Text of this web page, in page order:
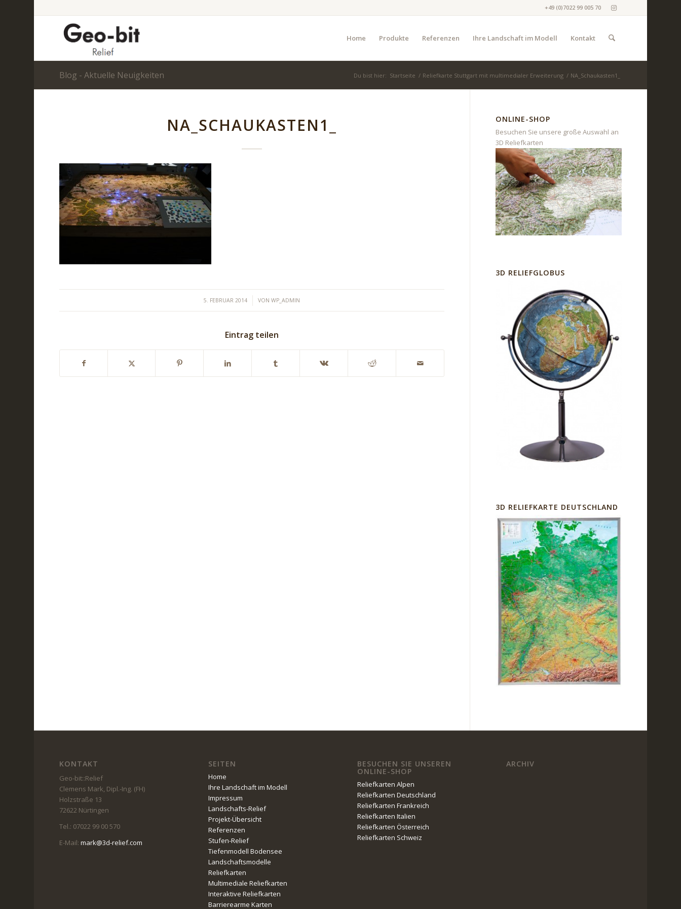
+49 (0)7022 99 005 70
Home Produkte Referenzen Ihre Landschaft im Modell Kontakt
Blog - Aktuelle Neuigkeiten Du bist hier: Startseite / Reliefkarte Stuttgart mit multimedialer Erweiterung / NA_Schaukasten1_
NA_SCHAUKASTEN1_
5. FEBRUAR 2014
/ VONWP_ADMIN
Eintrag teilen
ONLINE-SHOP
Besuchen Sie unsere große Auswahl an
3D Reliefkarten
3D RELIEFGLOBUS
3D RELIEFKARTE DEUTSCHLAND
KONTAKT
Geo-bit::Relief
Clemens Mark, Dipl.-Ing. (FH)
Holzstraße 13
72622 Nürtingen
Tel.: 07022 99 00 570
E-Mail:mark@3d-relief.com
SEITEN
Home
Ihre Landschaft im Modell
Impressum
Landschafts-Relief
Projekt-Übersicht
Referenzen
Stufen-Relief
Tiefenmodell Bodensee
Landschaftsmodelle
Reliefkarten
Multimediale Reliefkarten
Interaktive Reliefkarten
Barrierearme Karten
BESUCHEN SIE UNSEREN
ONLINE-SHOP
Reliefkarten Alpen
Reliefkarten Deutschland
Reliefkarten Frankreich
Reliefkarten Italien
Reliefkarten Österreich
Reliefkarten Schweiz
ARCHIV